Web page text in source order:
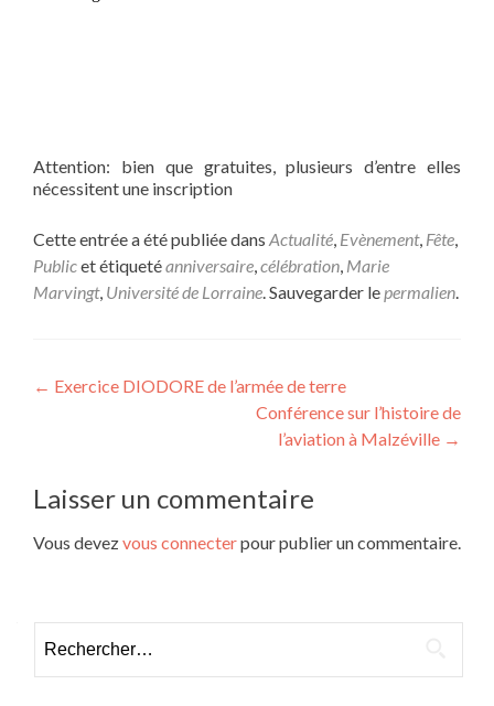
Attention: bien que gratuites, plusieurs d’entre elles
nécessitent une inscription
Cette entrée a été publiée dans Actualité, Evènement, Fête,
Publicet étiquetéanniversaire,célébration, Marie
Marvingt, Université de Lorraine. Sauvegarder lepermalien.
Navigation
← Exercice DIODORE de l’armée de terre
Conférence sur l’histoire de
l’aviation à Malzéville →
Laisser un commentaire
Vous devezvous connecterpour publier un commentaire.